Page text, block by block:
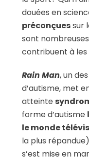
douées en
préconçuessur
sont
contribuent à
Rain Man, un
d’autisme, met
atteinte
forme d’autisme
le monde
la plus
s’est mise en